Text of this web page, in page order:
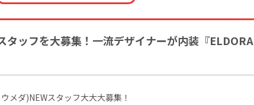
タッフを大募集！一流デザイナーが内装『ELDORA
メダ)NEWスタッフ大大大募集！